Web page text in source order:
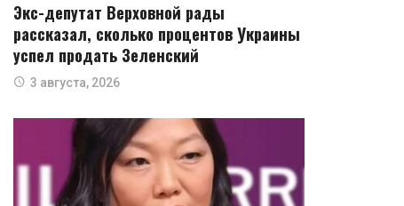
Экс-депутат Верховной рады
рассказал, сколько процентов Украины
успел продать Зеленский
3 августа, 2026